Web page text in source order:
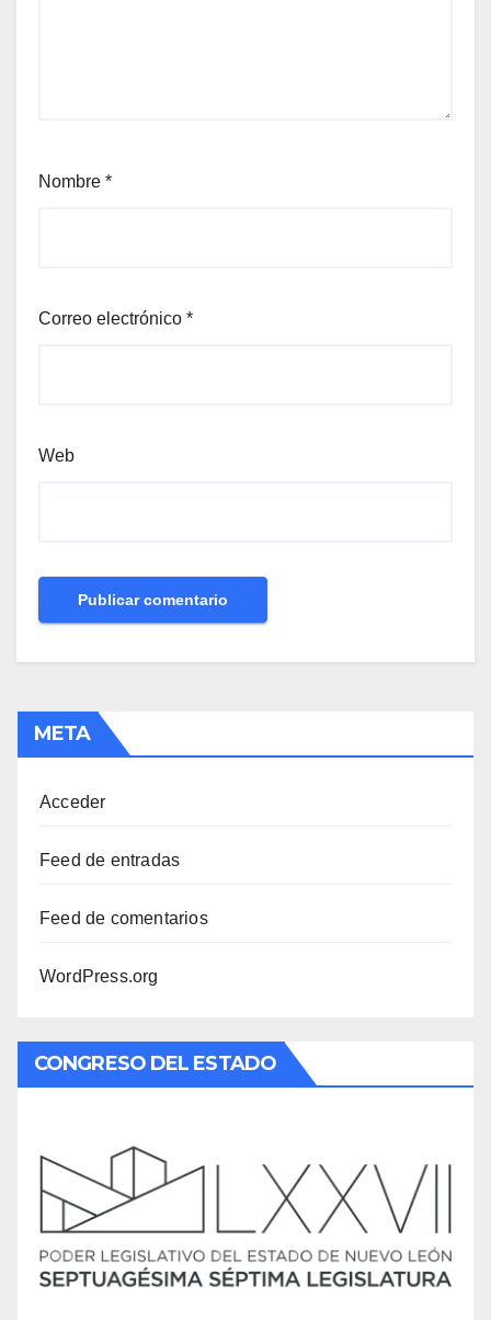
Nombre *
Correo electrónico *
Web
META
Acceder
Feed de entradas
Feed de comentarios
WordPress.org
CONGRESO DEL ESTADO